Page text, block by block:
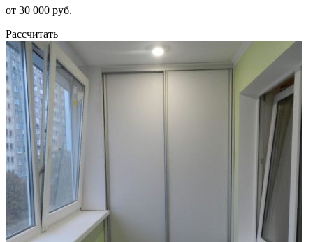
от 30 000 руб.
Рассчитать